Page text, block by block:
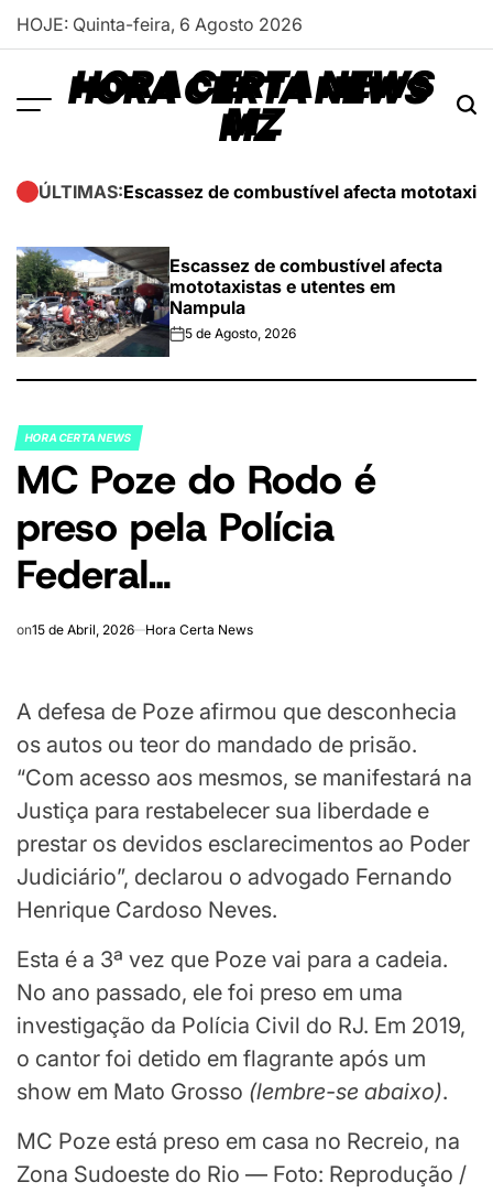
Skip
HOJE: Quinta-feira, 6 Agosto 2026
HORA CERTA NEWS
MZ
ÚLTIMAS:Escassez de combustível afecta
Escassez de combustível afecta
mototaxistas e utentes em
Nampula
on5 de Agosto, 2026
POSTED
IN
HORA CERTA NEWS
MC Poze do Rodo é
preso pela Polícia
Federal…
on15 de Abril, 2026 Hora Certa News
A defesa de Poze afirmou que desconhecia
os autos ou teor do mandado de prisão.
“Com acesso aos mesmos, se manifestará na
Justiça para restabelecer sua liberdade e
prestar os devidos esclarecimentos ao Poder
Judiciário”, declarou o advogado Fernando
Henrique Cardoso Neves.
Esta é a 3ª vez que Poze vai para a cadeia.
No ano passado, ele foi preso em uma
investigação da Polícia Civil do RJ. Em 2019,
o cantor foi detido em flagrante após um
show em Mato Grosso (lembre-se abaixo).
MC Poze está preso em casa no Recreio, na
Zona Sudoeste do Rio — Foto: Reprodução /